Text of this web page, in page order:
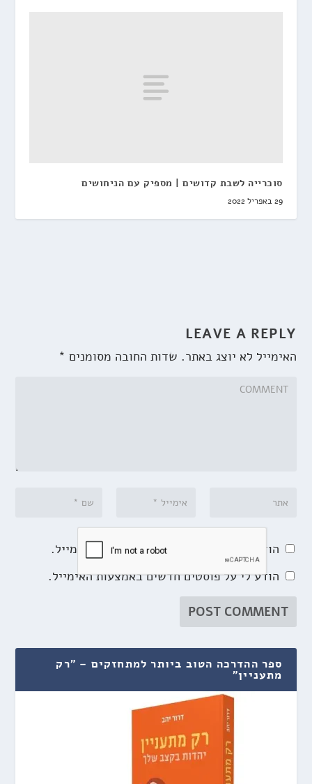
סוכרייה לשבת קדושים | מספיק עם הניחושים
29 באפריל 2022
LEAVE A REPLY
האימייל לא יוצג באתר. שדות החובה מסומנים *
הודע לי על תגובות נוספות באמצעות האימייל.
הודע לי על פוסטים חדשים באמצעות האימייל.
ספר ההדרכה הטוב ביותר למתחזקים – "רק
מתעניין"